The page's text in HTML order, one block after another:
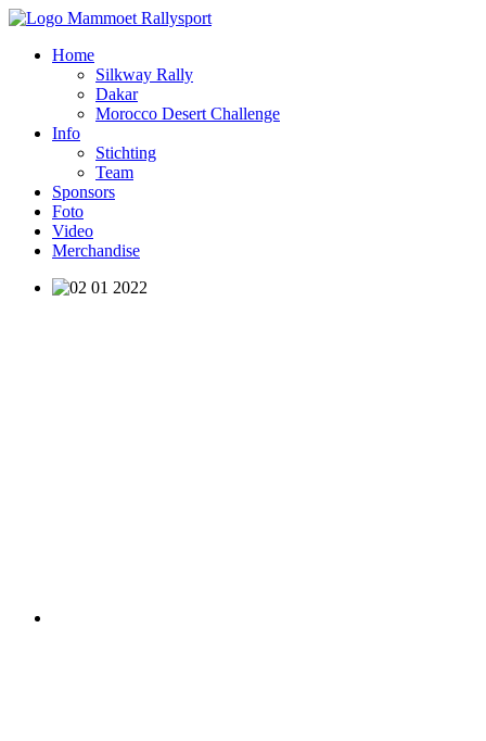
Home
Silkway Rally
Dakar
Morocco Desert Challenge
Info
Stichting
Team
Sponsors
Foto
Video
Merchandise